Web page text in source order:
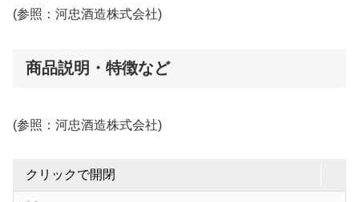
(参照：河忠酒造株式会社)
商品説明・特徴など
(参照：河忠酒造株式会社)
クリックで開閉